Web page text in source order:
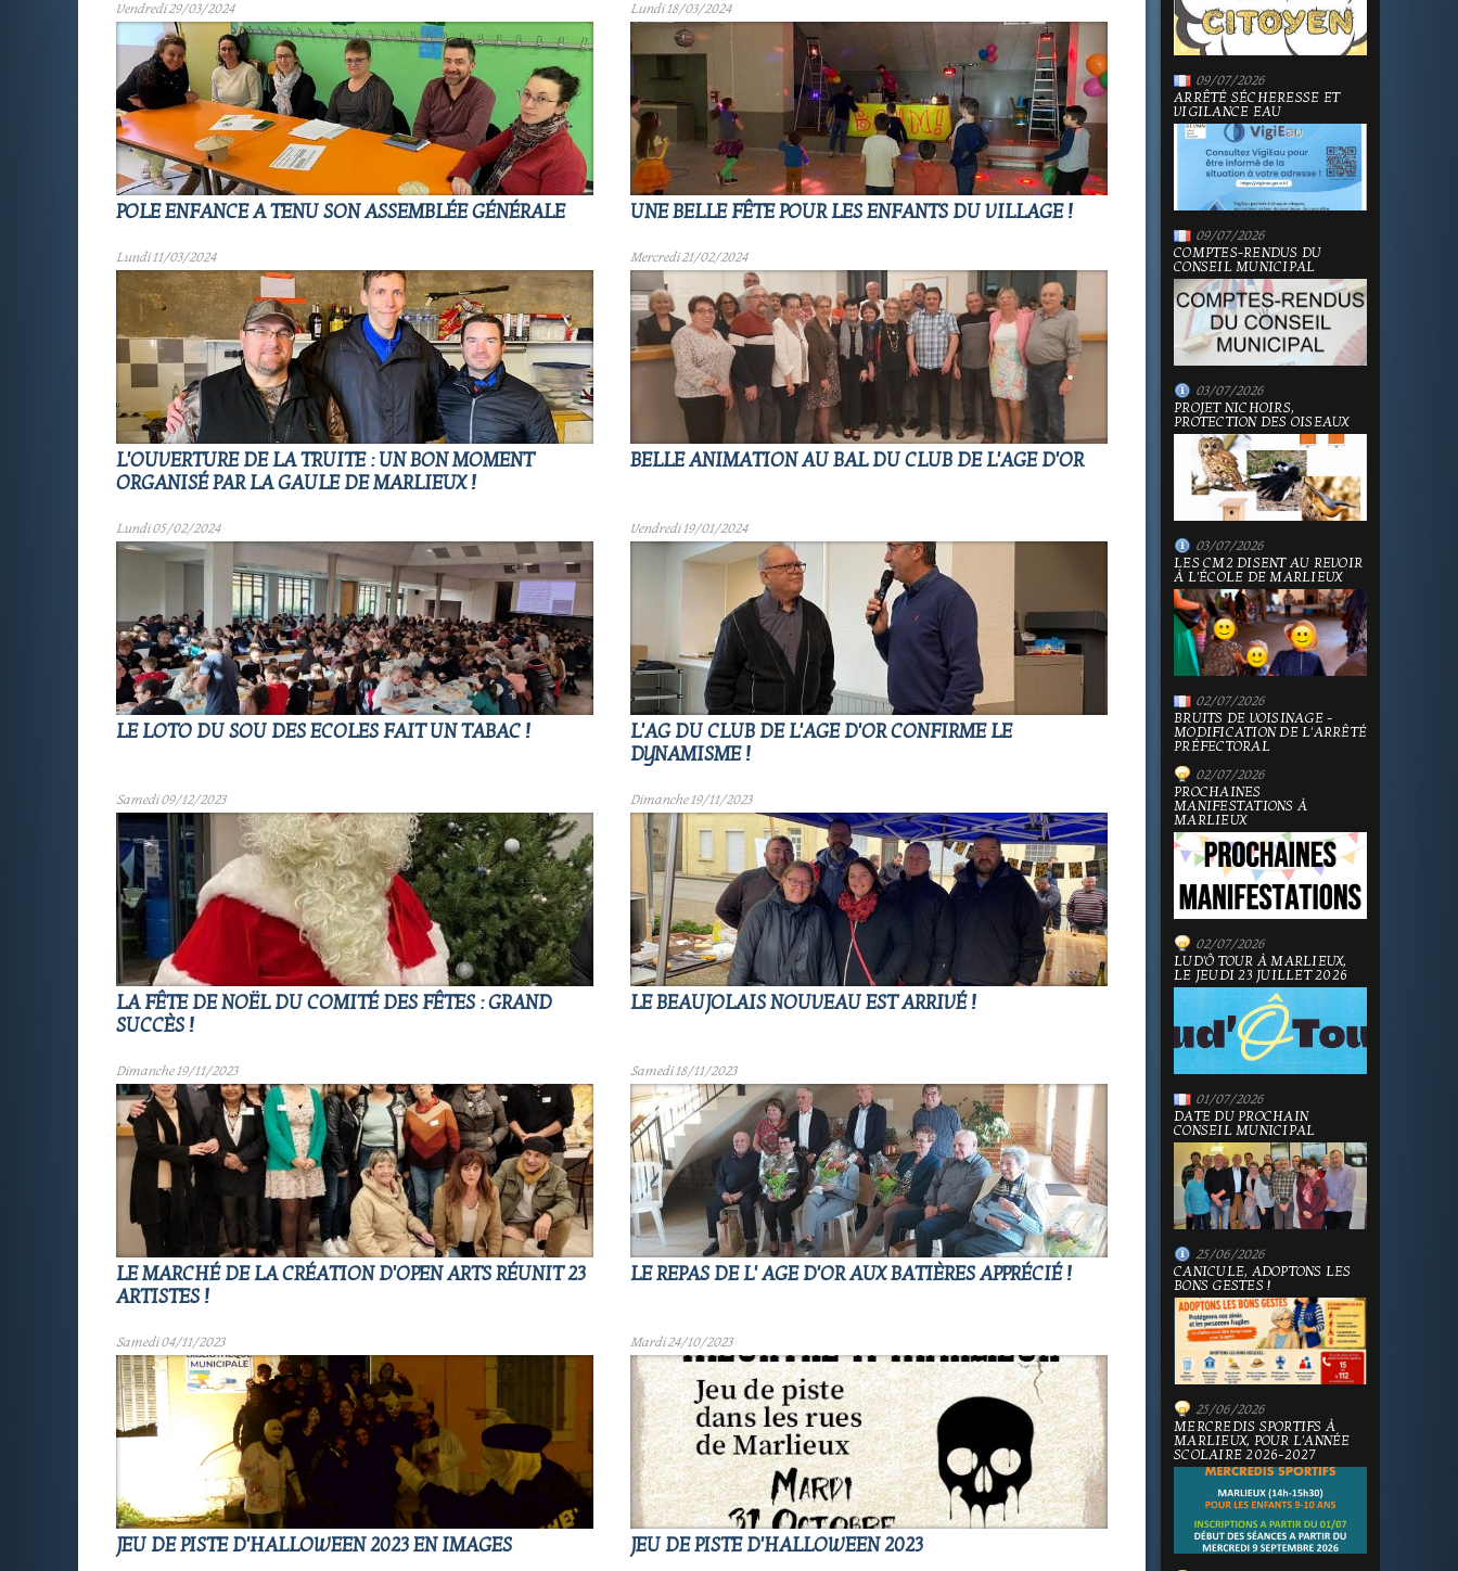
Vendredi 29/03/2024
POLE ENFANCE A TENU SON ASSEMBLÉE GÉNÉRALE
Lundi 18/03/2024
UNE BELLE FÊTE POUR LES ENFANTS DU VILLAGE !
Lundi 11/03/2024
L'OUVERTURE DE LA TRUITE : UN BON MOMENT
ORGANISÉ PAR LA GAULE DE MARLIEUX !
Mercredi 21/02/2024
BELLE ANIMATION AU BAL DU CLUB DE L'AGE D'OR
Lundi 05/02/2024
LE LOTO DU SOU DES ECOLES FAIT UN TABAC !
Vendredi 19/01/2024
L'AG DU CLUB DE L'AGE D'OR CONFIRME LE
DYNAMISME !
Samedi 09/12/2023
LA FÊTE DE NOËL DU COMITÉ DES FÊTES : GRAND
SUCCÈS !
Dimanche 19/11/2023
LE BEAUJOLAIS NOUVEAU EST ARRIVÉ !
Dimanche 19/11/2023
LE MARCHÉ DE LA CRÉATION D'OPEN ARTS RÉUNIT 23
ARTISTES !
Samedi 18/11/2023
LE REPAS DE L' AGE D'OR AUX BATIÈRES APPRÉCIÉ !
Samedi 04/11/2023
JEU DE PISTE D'HALLOWEEN 2023 EN IMAGES
Mardi 24/10/2023
JEU DE PISTE D'HALLOWEEN 2023
09/07/2026
ARRÊTÉ SÉCHERESSE ET
VIGILANCE EAU
09/07/2026
COMPTES-RENDUS DU
CONSEIL MUNICIPAL
03/07/2026
PROJET NICHOIRS,
PROTECTION DES OISEAUX
03/07/2026
LES CM2 DISENT AU REVOIR
À L'ÉCOLE DE MARLIEUX
02/07/2026
BRUITS DE VOISINAGE -
MODIFICATION DE L'ARRÊTÉ
PRÉFECTORAL
02/07/2026
PROCHAINES
MANIFESTATIONS À
MARLIEUX
02/07/2026
LUD'Ô TOUR À MARLIEUX,
LE JEUDI 23 JUILLET 2026
01/07/2026
DATE DU PROCHAIN
CONSEIL MUNICIPAL
25/06/2026
CANICULE, ADOPTONS LES
BONS GESTES !
25/06/2026
MERCREDIS SPORTIFS À
MARLIEUX, POUR L'ANNÉE
SCOLAIRE 2026-2027